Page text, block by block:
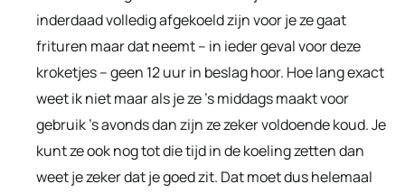
inderdaad volledig afgekoeld zijn voor je ze gaat
frituren maar dat neemt – in ieder geval voor deze
kroketjes – geen 12 uur in beslag hoor. Hoe lang exact
weet ik niet maar als je ze ’s middags maakt voor
gebruik ’s avonds dan zijn ze zeker voldoende koud. Je
kunt ze ook nog tot die tijd in de koeling zetten dan
weet je zeker dat je goed zit. Dat moet dus helemaal